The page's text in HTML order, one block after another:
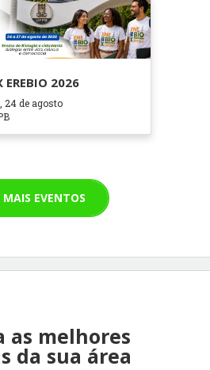
EREBIO 2026
de agosto
MAIS EVENTOS
as melhores
da sua área